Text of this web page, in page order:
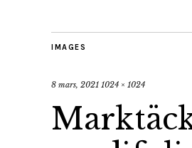
IMAGES
8 mars, 2021 1024 × 1024